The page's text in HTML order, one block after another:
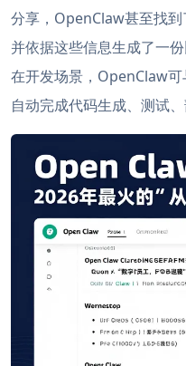
分享，OpenClaw甚至找到
并依据这些信息生成了一
在开发场景，OpenClaw可
自动完成代码生成、测试、